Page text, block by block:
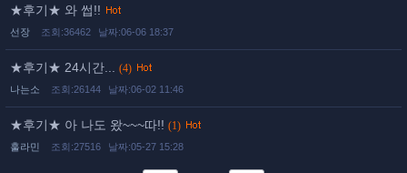
★후기★ 와 썹!!
선장 조회:36462 날짜:06-06 18:37
★후기★ 24시간... (4)
나는소 조회:26144 날짜:06-02 11:46
★후기★ 아 나도 왔~~~따!! (1)
훌라민 조회:27516 날짜:05-27 15:28